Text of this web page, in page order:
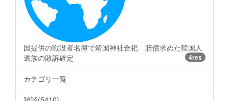
国提供の戦没者名簿で靖国神社合祀 賠償求めた韓国人
遺族の敗訴確定
4res
カテゴリ一覧